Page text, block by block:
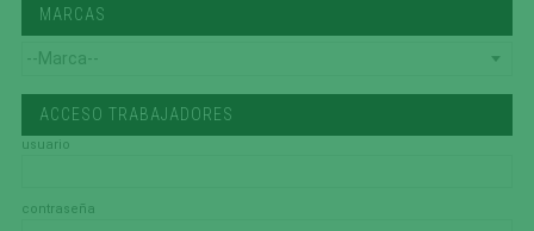
MARCAS
ACCESO TRABAJADORES
usuario
contraseña